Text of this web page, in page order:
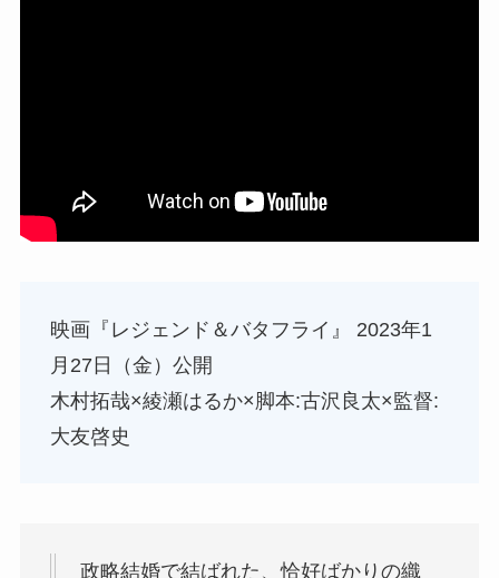
映画『レジェンド＆バタフライ』 2023年1
月27日（金）公開
木村拓哉×綾瀬はるか×脚本:古沢良太×監督:
大友啓史
政略結婚で結ばれた、恰好ばかりの織